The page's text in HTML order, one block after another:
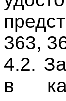
363,
4.2.
в